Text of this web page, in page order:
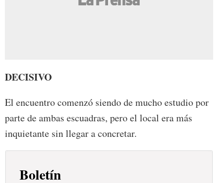
DECISIVO
El encuentro comenzó siendo de mucho estudio por
parte de ambas escuadras, pero el local era más
inquietante sin llegar a concretar.
Boletín